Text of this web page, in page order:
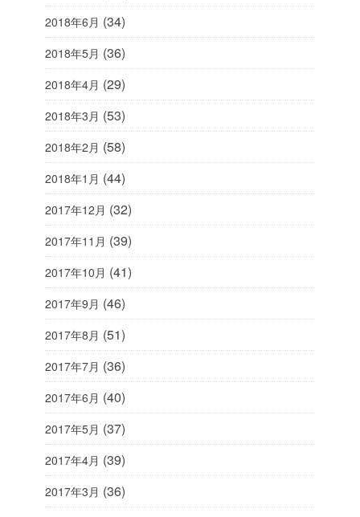
2018年6月 (34)
2018年5月 (36)
2018年4月 (29)
2018年3月 (53)
2018年2月 (58)
2018年1月 (44)
2017年12月 (32)
2017年11月 (39)
2017年10月 (41)
2017年9月 (46)
2017年8月 (51)
2017年7月 (36)
2017年6月 (40)
2017年5月 (37)
2017年4月 (39)
2017年3月 (36)